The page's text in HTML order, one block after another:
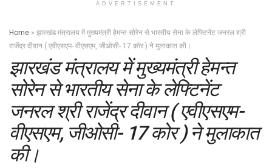
ADVERTISEMENT
Home » झारखंड मंत्रालय में मुख्यमंत्री हेमन्त सोरेन से भारतीय सेना के लेफ्टिनेंट जनरल श्री
राजेंद्र दीवान ( एवीएसएम- वीएसएम, जीओसी- 17 कोर ) ने मुलाकात की।
झारखंड मंत्रालय में मुख्यमंत्री हेमन्त
सोरेन से भारतीय सेना के लेफ्टिनेंट
जनरल श्री राजेंद्र दीवान ( एवीएसएम-
वीएसएम, जीओसी- 17 कोर ) ने मुलाकात
की।